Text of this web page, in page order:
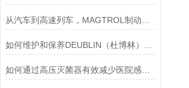
如何通过高压灭菌器有效减少医院感染风险？